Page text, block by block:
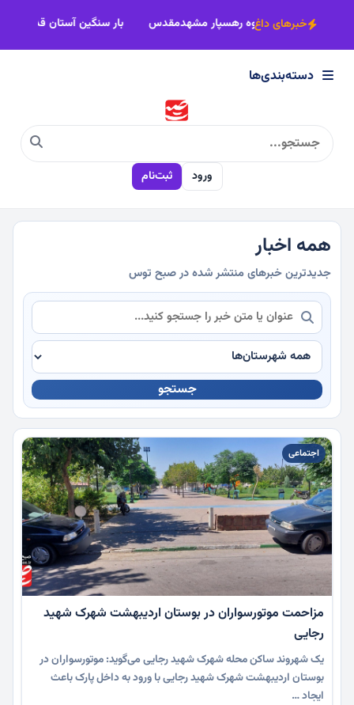
×
دسته‌بندی‌ها
سیاسی
اجتماعی
فرهنگی
ورزشی
چندرسانه
خبرهای داغشهید رجایی بیش از 22 کاروان زاوه رهسپار مشهدمقدس بار
دسته‌بندی‌ها
ورود ثبت‌نام
همه اخبار
جدیدترین خبرهای منتشر شده در صبح توس
جستجو
اجتماعی
مزاحمت موتورسواران در بوستان اردیبهشت شهرک شهید
رجایی
یک شهروند ساکن محله شهرک شهید رجایی می‌گوید: موتورسواران در
بوستان اردیبهشت شهرک شهید رجایی با ورود به داخل پارک باعث
ایجاد …